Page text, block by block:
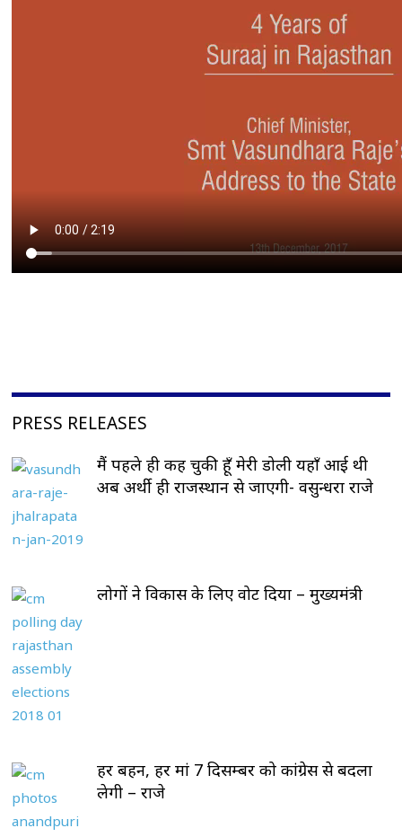
PRESS RELEASES
मैं पहले ही कह चुकी हूँ मेरी डोली यहाँ आई थी
अब अर्थी ही राजस्थान से जाएगी- वसुन्धरा राजे
लोगों ने विकास के लिए वोट दिया – मुख्यमंत्री
हर बहन, हर मां 7 दिसम्बर को कांग्रेस से बदला
लेगी – राजे